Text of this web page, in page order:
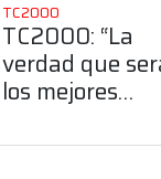
TC2000
TC2000: “La
verdad que
los mejores
en Argentina”